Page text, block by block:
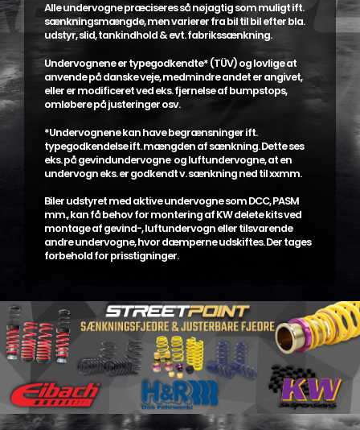
Alle undervogne præciseres så nøjagtig som muligt ift.
sænkningsmængde, men varierer fra bil til bil efter bla.
udstyr, slid, tankindhold & evt. fabrikssænkning.
Undervognene er typegodkendte* (TÜV) og lovlige at
anvende på danske veje, medmindre andet er angivet,
eller er modificeret ved eks. fjernelse af bumpstops,
omløbere på justeringer osv.
*Undervognene kan have begrænsninger ift.
typegodkendelse ift. mængden af sænkning. Dette ses
eks. på gevindundervogne og luftundervogne, at en
undervogn eks. er godkendt v. sænkning ned til xxmm.
Biler udstyret med aktive undervogne som DCC, PASM
mm., kan få behov for montering af KW delete kits ved
montage af gevind-, luftundervogn eller tilsvarende
andre undervogne, hvor dæmperne udskiftes. Der tages
forbehold for prisstigninger.